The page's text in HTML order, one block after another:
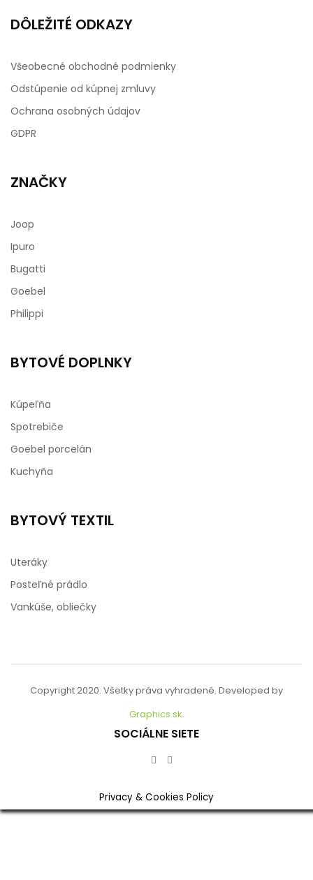
DÔLEŽITÉ ODKAZY
Všeobecné obchodné podmienky
Odstúpenie od kúpnej zmluvy
Ochrana osobných údajov
GDPR
ZNAČKY
Joop
Ipuro
Bugatti
Goebel
Philippi
BYTOVÉ DOPLNKY
Kúpeľňa
Spotrebiče
Goebel porcelán
Kuchyňa
BYTOVÝ TEXTIL
Uteráky
Posteľné prádlo
Vankúše, obliečky
Copyright 2020. Všetky práva vyhradené. Developed by
Graphics.sk.
SOCIÁLNE SIETE
Privacy & Cookies Policy